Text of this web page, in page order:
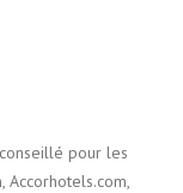
pour les
Accorhotels.com,